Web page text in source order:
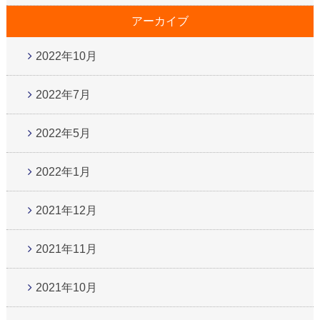
アーカイブ
2022年10月
2022年7月
2022年5月
2022年1月
2021年12月
2021年11月
2021年10月